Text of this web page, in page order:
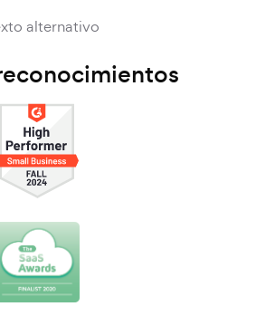
alternativo